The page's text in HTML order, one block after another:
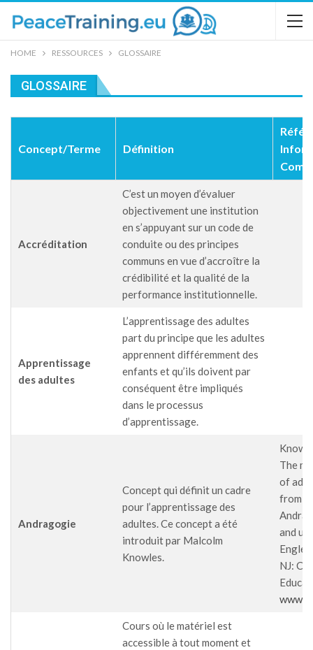
HOME RESSOURCES GLOSSAIRE
GLOSSAIRE
Concept/Terme Définition
Accréditation
C’est un moyen d’évaluer
objectivement une institution
en s’appuyant sur un code de
conduite ou des principes
communs en vue d’accroître la
crédibilité et la qualité de la
performance institutionnelle.
Apprentissage
des adultes
L’apprentissage des adultes
part du principe que les adultes
apprennent différemment des
enfants et qu’ils doivent par
conséquent être impliqués
dans le processus
d’apprentissage.
Andragogie
Concept qui définit un cadre
pour l’apprentissage des
adultes. Ce concept a été
introduit par Malcolm
Knowles.
The
of
from
and
NJ:
Cours où le matériel est
accessible à tout moment et